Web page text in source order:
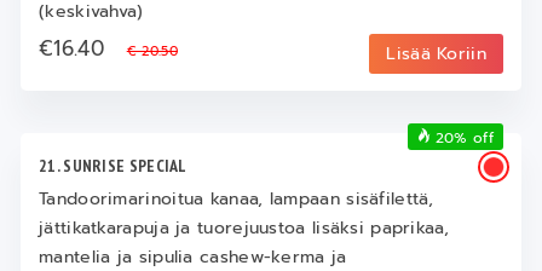
(keskivahva)
€16.40€ 20.50 Lisää Koriin
21. SUNRISE SPECIAL
Tandoorimarinoitua kanaa, lampaan sisäfilettä,
jättikatkarapuja ja tuorejuustoa lisäksi paprikaa,
mantelia ja sipulia cashew-kerma ja
20% off